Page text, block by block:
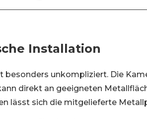
Installation
besonders unkompliziert. Die
direkt an geeigneten
lässt sich die mitgelieferte